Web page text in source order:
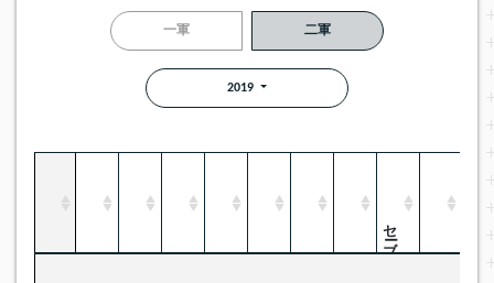
一軍 二軍
2019
セーブ